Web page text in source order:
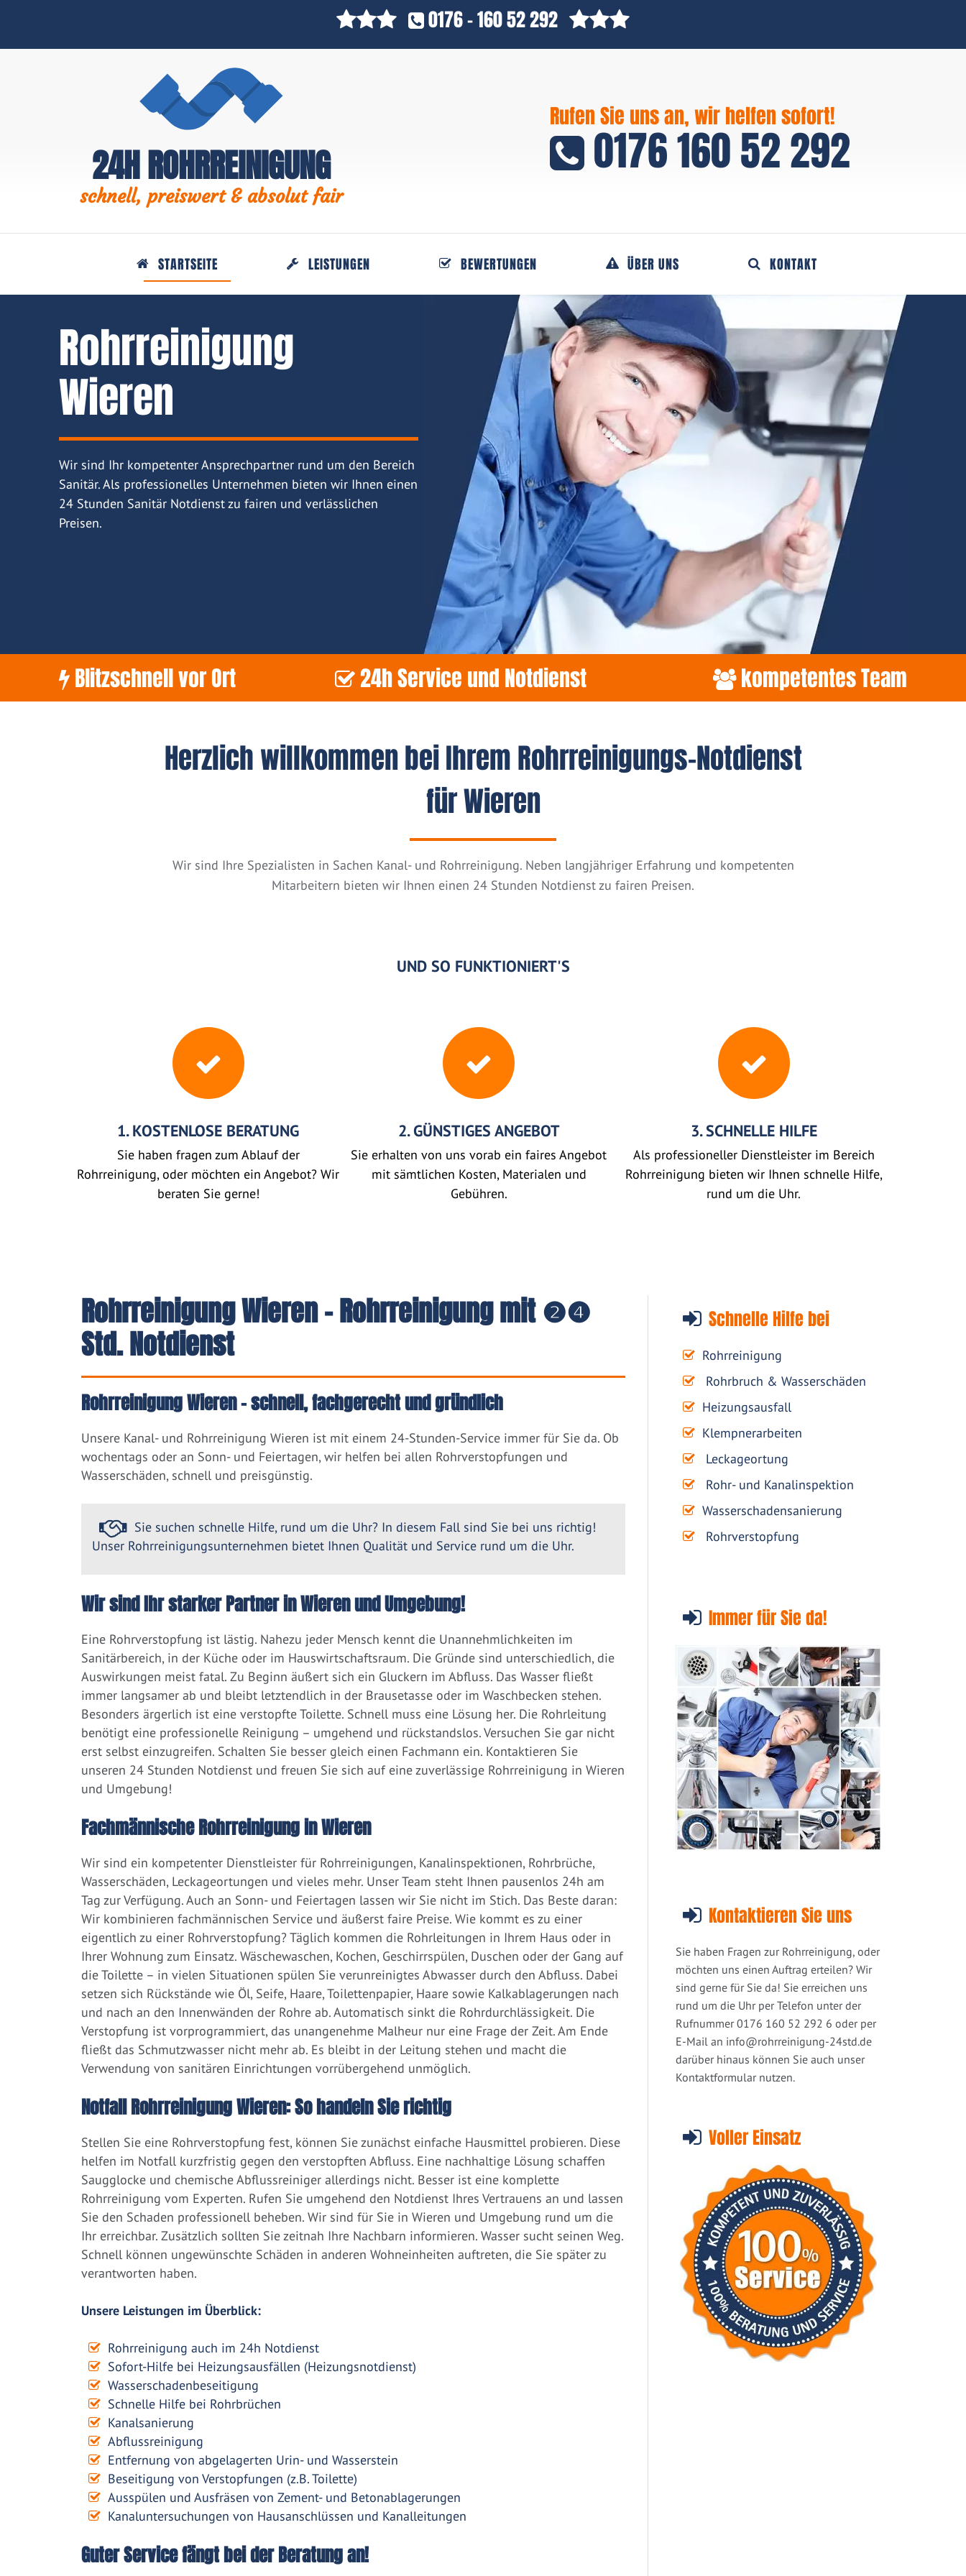
0176 - 160 52 292
Rufen Sie uns an, wir helfen sofort!
0176 160 52 292
24H ROHRREINIGUNG
schnell, preiswert & absolut fair
STARTSEITE LEISTUNGEN BEWERTUNGEN ÜBER UNS KONTAKT
Rohrreinigung
Wieren
Wir sind Ihr kompetenter Ansprechpartner rund um den Bereich
Sanitär. Als professionelles Unternehmen bieten wir Ihnen einen
24 Stunden Sanitär Notdienst zu fairen und verlässlichen
Preisen.
Blitzschnell vor Ort 24h Service und Notdienst kompetentes Team
Herzlich willkommen bei Ihrem Rohrreinigungs-Notdienst
für Wieren
Wir sind Ihre Spezialisten in Sachen Kanal- und Rohrreinigung. Neben langjähriger Erfahrung und kompetenten
Mitarbeitern bieten wir Ihnen einen 24 Stunden Notdienst zu fairen Preisen.
UND SO FUNKTIONIERT'S
1. KOSTENLOSE BERATUNG
Sie haben fragen zum Ablauf der
Rohrreinigung, oder möchten ein Angebot? Wir
beraten Sie gerne!
2. GÜNSTIGES ANGEBOT
Sie erhalten von uns vorab ein faires Angebot
mit sämtlichen Kosten, Materialen und
Gebühren.
3. SCHNELLE HILFE
Als professioneller Dienstleister im Bereich
Rohrreinigung bieten wir Ihnen schnelle Hilfe,
rund um die Uhr.
Schnelle Hilfe bei
Rohrreinigung
Rohrbruch & Wasserschäden
Heizungsausfall
Klempnerarbeiten
Leckageortung
Rohr- und Kanalinspektion
Wasserschadensanierung
Rohrverstopfung
Immer für Sie da!
Kontaktieren Sie uns
Sie haben Fragen zur Rohrreinigung, oder
möchten uns einen Auftrag erteilen? Wir
sind gerne für Sie da! Sie erreichen uns
rund um die Uhr per Telefon unter der
Rufnummer 0176 160 52 292 6 oder per
E-Mail an info@rohrreinigung-24std.de
darüber hinaus können Sie auch unser
Kontaktformular nutzen.
Rohrreinigung Wieren - Rohrreinigung mit ❷❹
Std. Notdienst
Rohrreinigung Wieren – schnell, fachgerecht und gründlich
Unsere Kanal- und Rohrreinigung Wieren ist mit einem 24-Stunden-Service immer für Sie da. Ob
wochentags oder an Sonn- und Feiertagen, wir helfen bei allen Rohrverstopfungen und
Wasserschäden, schnell und preisgünstig.
Sie suchen schnelle Hilfe, rund um die Uhr? In diesem Fall sind Sie bei uns richtig!
Unser Rohrreinigungsunternehmen bietet Ihnen Qualität und Service rund um die Uhr.
Wir sind Ihr starker Partner in Wieren und Umgebung!
Eine Rohrverstopfung ist lästig. Nahezu jeder Mensch kennt die Unannehmlichkeiten im
Sanitärbereich, in der Küche oder im Hauswirtschaftsraum. Die Gründe sind unterschiedlich, die
Auswirkungen meist fatal. Zu Beginn äußert sich ein Gluckern im Abfluss. Das Wasser fließt
immer langsamer ab und bleibt letztendlich in der Brausetasse oder im Waschbecken stehen.
Besonders ärgerlich ist eine verstopfte Toilette. Schnell muss eine Lösung her. Die Rohrleitung
benötigt eine professionelle Reinigung – umgehend und rückstandslos. Versuchen Sie gar nicht
erst selbst einzugreifen. Schalten Sie besser gleich einen Fachmann ein. Kontaktieren Sie
unseren 24 Stunden Notdienst und freuen Sie sich auf eine zuverlässige Rohrreinigung in Wieren
und Umgebung!
Fachmännische Rohrreinigung in Wieren
Wir sind ein kompetenter Dienstleister für Rohrreinigungen, Kanalinspektionen, Rohrbrüche,
Wasserschäden, Leckageortungen und vieles mehr. Unser Team steht Ihnen pausenlos 24h am
Tag zur Verfügung. Auch an Sonn- und Feiertagen lassen wir Sie nicht im Stich. Das Beste daran:
Wir kombinieren fachmännischen Service und äußerst faire Preise. Wie kommt es zu einer
eigentlich zu einer Rohrverstopfung? Täglich kommen die Rohrleitungen in Ihrem Haus oder in
Ihrer Wohnung zum Einsatz. Wäschewaschen, Kochen, Geschirrspülen, Duschen oder der Gang auf
die Toilette – in vielen Situationen spülen Sie verunreinigtes Abwasser durch den Abfluss. Dabei
setzen sich Rückstände wie Öl, Seife, Haare, Toilettenpapier, Haare sowie Kalkablagerungen nach
und nach an den Innenwänden der Rohre ab. Automatisch sinkt die Rohrdurchlässigkeit. Die
Verstopfung ist vorprogrammiert, das unangenehme Malheur nur eine Frage der Zeit. Am Ende
fließt das Schmutzwasser nicht mehr ab. Es bleibt in der Leitung stehen und macht die
Verwendung von sanitären Einrichtungen vorrübergehend unmöglich.
Notfall Rohrreinigung Wieren: So handeln Sie richtig
Stellen Sie eine Rohrverstopfung fest, können Sie zunächst einfache Hausmittel probieren. Diese
helfen im Notfall kurzfristig gegen den verstopften Abfluss. Eine nachhaltige Lösung schaffen
Saugglocke und chemische Abflussreiniger allerdings nicht. Besser ist eine komplette
Rohrreinigung vom Experten. Rufen Sie umgehend den Notdienst Ihres Vertrauens an und lassen
Sie den Schaden professionell beheben. Wir sind für Sie in Wieren und Umgebung rund um die
Ihr erreichbar. Zusätzlich sollten Sie zeitnah Ihre Nachbarn informieren. Wasser sucht seinen Weg.
Schnell können ungewünschte Schäden in anderen Wohneinheiten auftreten, die Sie später zu
verantworten haben.
Unsere Leistungen im Überblick:
Rohrreinigung auch im 24h Notdienst
Sofort-Hilfe bei Heizungsausfällen (Heizungsnotdienst)
Wasserschadenbeseitigung
Schnelle Hilfe bei Rohrbrüchen
Kanalsanierung
Abflussreinigung
Entfernung von abgelagerten Urin- und Wasserstein
Beseitigung von Verstopfungen (z.B. Toilette)
Ausspülen und Ausfräsen von Zement- und Betonablagerungen
Kanaluntersuchungen von Hausanschlüssen und Kanalleitungen
Guter Service fängt bei der Beratung an!
Voller Einsatz